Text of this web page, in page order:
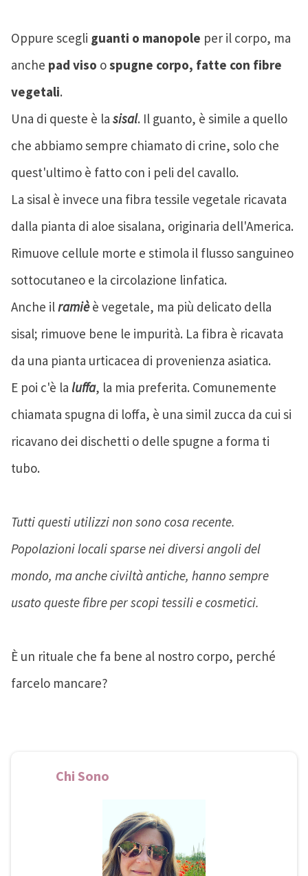
Oppure scegli guanti o manopole per il corpo, ma
anche pad viso ospugne corpo, fatte con fibre
vegetali.
Una di queste è la sisal. Il guanto, è simile a quello
che abbiamo sempre chiamato di crine, solo che
quest'ultimo è fatto con i peli del cavallo.
La sisal è invece una fibra tessile vegetale ricavata
dalla pianta di aloe sisalana, originaria dell'America.
Rimuove cellule morte e stimola il flusso sanguineo
sottocutaneo e la circolazione linfatica.
Anche ilramièè vegetale, ma più delicato della
sisal; rimuove bene le impurità. La fibra è ricavata
da una pianta urticacea di provenienza asiatica.
E poi c'è la luffa, la mia preferita. Comunemente
chiamata spugna di loffa, è una simil zucca da cui si
ricavano dei dischetti o delle spugne a forma ti
tubo.
Tutti questi utilizzi non sono cosa recente.
Popolazioni locali sparse nei diversi angoli del
mondo, ma anche civiltà antiche, hanno sempre
usato queste fibre per scopi tessili e cosmetici.
È un rituale che fa bene al nostro corpo, perché
farcelo mancare?
Chi Sono